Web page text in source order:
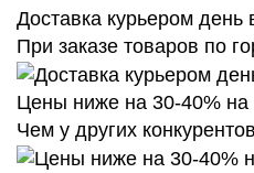
Доставка курьером день
При заказе товаров по
Цены ниже на 30-40% на
Чем у других конкурентов